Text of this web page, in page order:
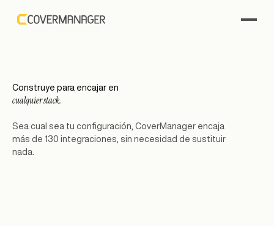
Construye para encajar en
cualquier stack.
Sea cual sea tu configuración, CoverManager encaja
más de 130 integraciones, sin necesidad de sustituir
nada.